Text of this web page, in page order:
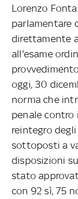
Lorenzo
parlamentare
direttamente
all'esame
oggi, 30
norma che
penale contro
reintegro
sottoposti a
disposizioni
stato
con 92 sì, 75